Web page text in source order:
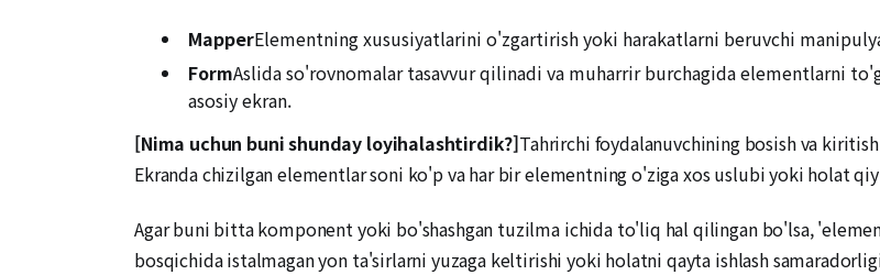
MapperElementning xususiyatlarini o'zgartirish yoki harakatlarni beruvchi
FormAslida so'rovnomalar tasavvur qilinadi va muharrir burchagida elementlarni
asosiy ekran.
[Nima uchun buni shunday loyihalashtirdik?]Tahrirchi foydalanuvchining bosish va
Ekranda chizilgan elementlar soni ko'p va har bir elementning o'ziga xos uslubi yoki holat
Agar buni bitta komponent yoki bo'shashgan tuzilma ichida to'liq hal qilingan bo'lsa,
bosqichida istalmagan yon ta'sirlarni yuzaga keltirishi yoki holatni qayta ishlash